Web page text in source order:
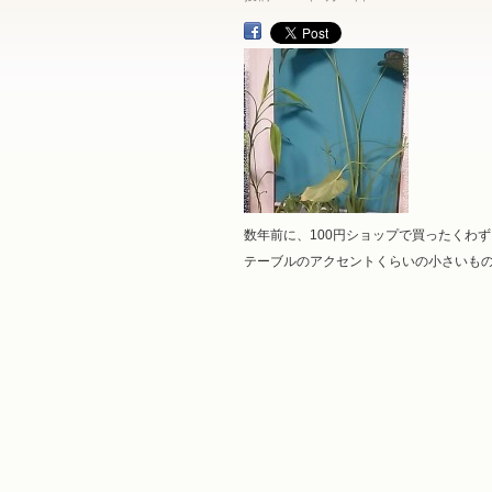
数年前に、100円ショップで買ったくわず
テーブルのアクセントくらいの小さいも